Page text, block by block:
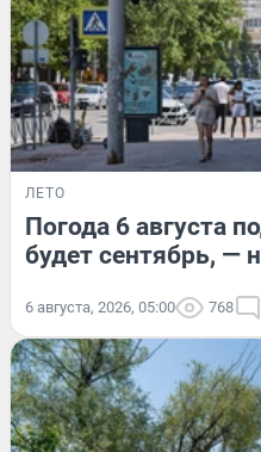
ЛЕТО
Погода 6 августа
будет сентябрь, —
6 августа, 2026, 05:00 768